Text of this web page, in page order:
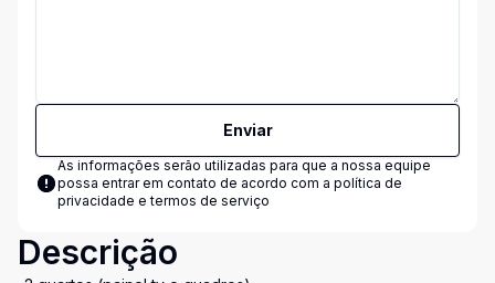
Enviar
As informações serão utilizadas para que a nossa equipe
possa entrar em contato de acordo com a política de
privacidade e termos de serviço
Descrição